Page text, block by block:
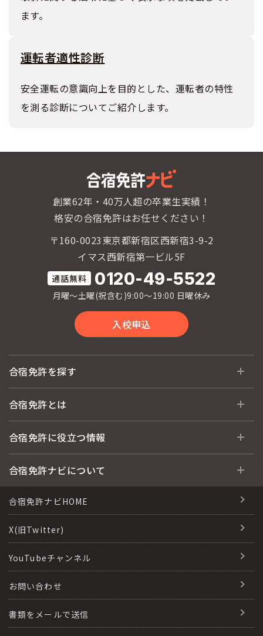
ます。
運転者適性診断
安全運転の意識向上を目的とした、運転者の特性
を測る診断についてご紹介します。
創業62年・40万人超の卒業生実績！
格安の合宿免許はお任せください！
〒160-0023東京都新宿区西新宿3-9-2
イマス西新宿第一ビル5F
0120-49-5522
月曜〜土曜(祝含む)9:00〜19:00 日曜休み
入校申込
合宿免許を探す
全国 教習所一覧
運転免許の種類(車種)
格安シーズン料金
出発地別おすすめ校
こだわり、テーマから探す
360度パノラマ教習所
教育訓練給付金制度
合宿免許とは
合宿免許とは
合宿免許選びのアドバイス
合宿免許の入校までの流れ
合宿免許での免許取得の流れ
運転免許別モデルスケジュール
保護者の方へ
合宿免許に役立つ情報
合宿免許に役立つ情報
免許取消・失効による再取得
冬・雪国の合宿免許は大丈夫？
みんなが選んだ合宿免許の条件
大型免許体験記
合宿免許ナビについて
会社情報・代表メッセージ
会社概要
会社沿革・歴史
合宿免許ナビHOME
X(旧Twitter)
YouTubeチャンネル
お問い合わせ
書類をメールで送信